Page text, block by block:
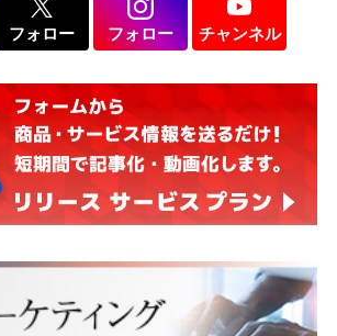
フォロー フォロー チャンネル